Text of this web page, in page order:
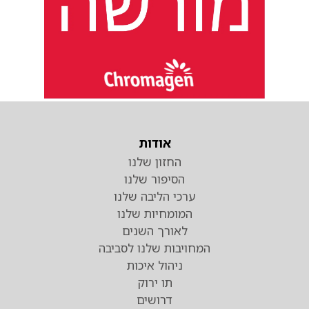
אודות
החזון שלנו
הסיפור שלנו
ערכי הליבה שלנו
המומחיות שלנו
לאורך השנים
המחויבות שלנו לסביבה
ניהול איכות
תו ירוק
דרושים